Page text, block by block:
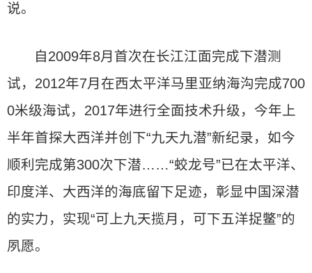
说。
自2009年8月首次在长江江面完成下潜测
试，2012年7月在西太平洋马里亚纳海沟完成700
0米级海试，2017年进行全面技术升级，今年上
半年首探大西洋并创下“九天九潜”新纪录，如今
顺利完成第300次下潜……“蛟龙号”已在太平洋、
印度洋、大西洋的海底留下足迹，彰显中国深潜
的实力，实现“可上九天揽月，可下五洋捉鳖”的
夙愿。